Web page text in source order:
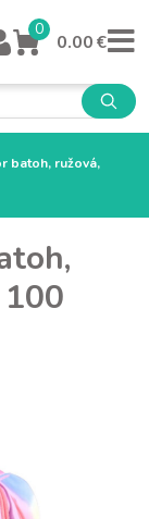
0
0.00 €
batoh, ružová,